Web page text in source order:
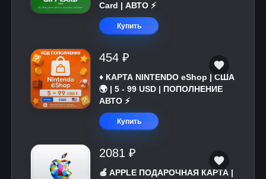
Card | АВТО ⚡
Купить
454 ₽
♦️ КАРТА NINTENDO eShop | США
🌍 | 5 - 99 USD | ПОПОЛНЕНИЕ
АВТО ⚡
Купить
2081 ₽
🍎 APPLE ПОДАРОЧНАЯ КАРТА |